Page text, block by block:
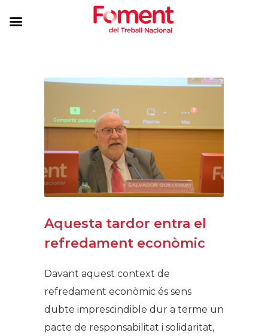
Aquesta tardor entra el
refredament econòmic
Davant aquest context de
refredament econòmic és sens
dubte imprescindible dur a terme un
pacte de responsabilitat i solidaritat,